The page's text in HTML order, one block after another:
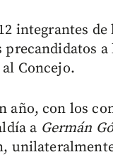
integrantes
a
Concejo.
año, con los
a Germán